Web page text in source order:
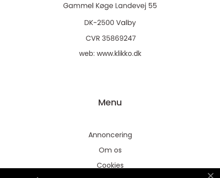
web: www.klikko.dk
Menu
Annoncering
Om os
Cookies